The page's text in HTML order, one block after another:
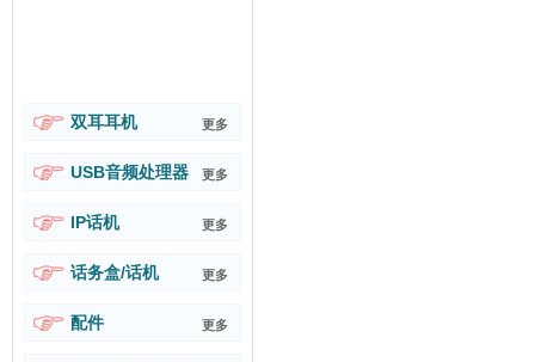
双耳耳机 更多
USB音频处理器 更多
IP话机 更多
话务盒/话机 更多
配件 更多